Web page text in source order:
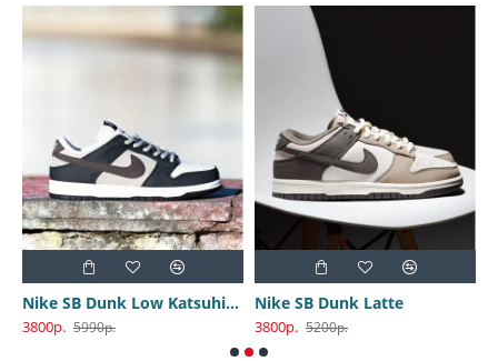
Nike SB Dunk Low Katsuhiro Otomo
3800р. 5990р.
Nike SB Dunk Latte
3800р. 5200р.